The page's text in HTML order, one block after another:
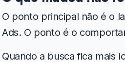
O ponto principal não é o
Ads. O ponto é o
Quando a busca fica mais